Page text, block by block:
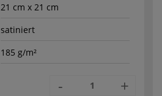
21 cm x 21 cm
satiniert
185 g/m²
- +